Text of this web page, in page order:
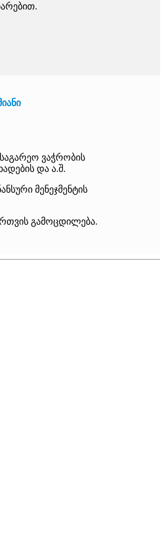
ვაჭრობის
და ა.შ.
მენეჯმენტის
გამოცდილება.